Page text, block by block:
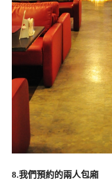
8.我們預約的兩人包廂